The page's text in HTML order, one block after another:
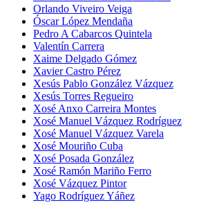
Orlando Viveiro Veiga
Óscar López Mendaña
Pedro A Cabarcos Quintela
Valentín Carrera
Xaime Delgado Gómez
Xavier Castro Pérez
Xesús Pablo González Vázquez
Xesús Torres Regueiro
Xosé Anxo Carreira Montes
Xosé Manuel Vázquez Rodríguez
Xosé Manuel Vázquez Varela
Xosé Mouriño Cuba
Xosé Posada González
Xosé Ramón Mariño Ferro
Xosé Vázquez Pintor
Yago Rodríguez Yáñez